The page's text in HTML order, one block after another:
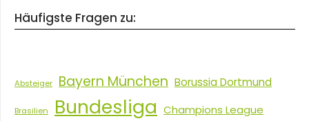
Häufigste Fragen zu:
Absteiger Bayern München Borussia Dortmund
Brasilien Bundesliga Champions League